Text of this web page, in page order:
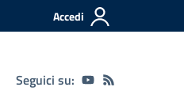
Accedi
Seguici su: